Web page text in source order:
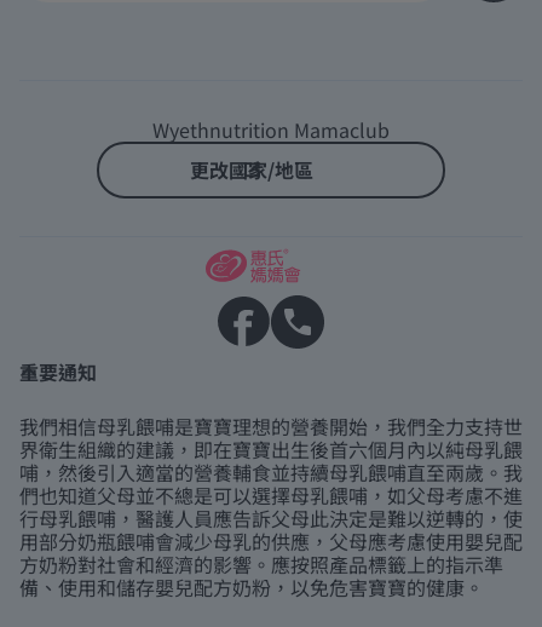
Wyethnutrition Mamaclub
更改國家/地區
重要通知
我們相信母乳餵哺是寶寶理想的營養開始，我們全力支持世
界衛生組織的建議，即在寶寶出生後首六個月內以純母乳餵
哺，然後引入適當的營養輔食並持續母乳餵哺直至兩歲。我
們也知道父母並不總是可以選擇母乳餵哺，如父母考慮不進
行母乳餵哺，醫護人員應告訴父母此決定是難以逆轉的，使
用部分奶瓶餵哺會減少母乳的供應，父母應考慮使用嬰兒配
方奶粉對社會和經濟的影響。應按照產品標籤上的指示準
備、使用和儲存嬰兒配方奶粉，以免危害寶寶的健康。